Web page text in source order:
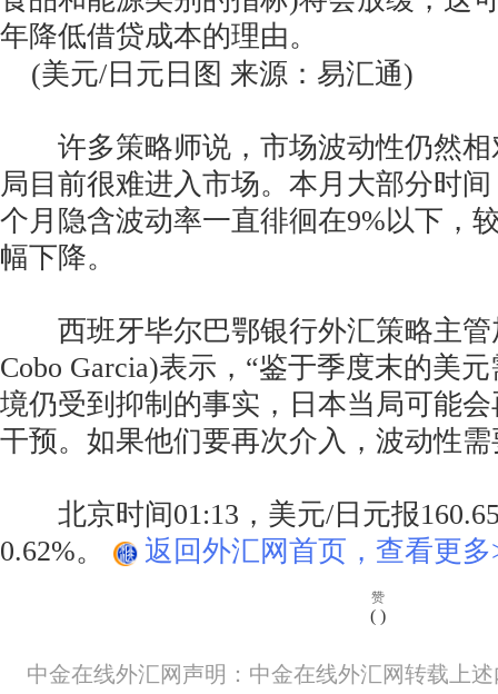
年降低借贷成本的理由。
(美元/日元日图 来源：易汇通)
许多策略师说，市场波动性仍然相
局目前很难进入市场。本月大部分时
个月隐含波动率一直徘徊在9%以下，
幅下降。
西班牙毕尔巴鄂银行外汇策略主管
Cobo Garcia)表示，“鉴于季度末的美
境仍受到抑制的事实，日本当局可能
干预。如果他们要再次介入，波动性需
北京时间01:13，美元/日元报
0.62%。
返回外汇网首页，查看更多
赞
( )
中金在线外汇网声明：中金在线外汇网转载上